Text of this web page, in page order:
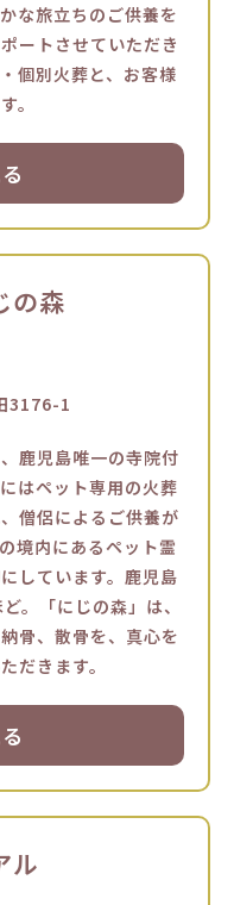
な旅立ちのご供養を
ートさせていただき
個別火葬と、お客様
。
の森
3176-1
鹿児島唯一の寺院付
はペット専用の火葬
僧侶によるご供養が
境内にあるペット霊
しています。鹿児島
。「にじの森」は、
骨、散骨を、真心を
だきます。
ル